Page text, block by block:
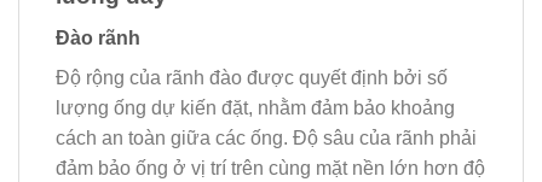
Đào rãnh
Độ rộng của rãnh đào được quyết định bởi số
lượng ống dự kiến đặt, nhằm đảm bảo khoảng
cách an toàn giữa các ống. Độ sâu của rãnh phải
đảm bảo ống ở vị trí trên cùng mặt nền lớn hơn độ